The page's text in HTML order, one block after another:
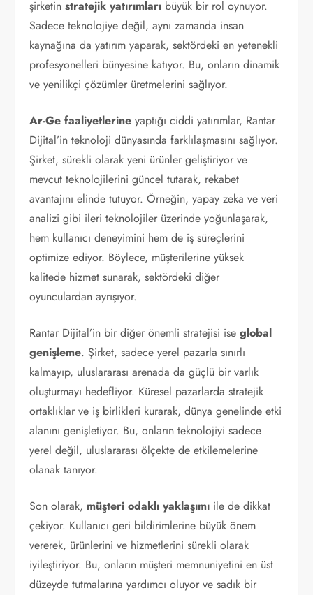
şirketinstratejik yatırımları büyük bir rol oynuyor.
Sadece teknolojiye değil, aynı zamanda insan
kaynağına da yatırım yaparak, sektördeki en yetenekli
profesyonelleri bünyesine katıyor. Bu, onların dinamik
ve yenilikçi çözümler üretmelerini sağlıyor.
Ar-Ge faaliyetlerine yaptığı ciddi yatırımlar, Rantar
Dijital’in teknoloji dünyasında farklılaşmasını sağlıyor.
Şirket, sürekli olarak yeni ürünler geliştiriyor ve
mevcut teknolojilerini güncel tutarak, rekabet
avantajını elinde tutuyor. Örneğin, yapay zeka ve veri
analizi gibi ileri teknolojiler üzerinde yoğunlaşarak,
hem kullanıcı deneyimini hem de iş süreçlerini
optimize ediyor. Böylece, müşterilerine yüksek
kalitede hizmet sunarak, sektördeki diğer
oyunculardan ayrışıyor.
Rantar Dijital’in bir diğer önemli stratejisi iseglobal
genişleme. Şirket, sadece yerel pazarla sınırlı
kalmayıp, uluslararası arenada da güçlü bir varlık
oluşturmayı hedefliyor. Küresel pazarlarda stratejik
ortaklıklar ve iş birlikleri kurarak, dünya genelinde etki
alanını genişletiyor. Bu, onların teknolojiyi sadece
yerel değil, uluslararası ölçekte de etkilemelerine
olanak tanıyor.
Son olarak, müşteri odaklı yaklaşımı ile de dikkat
çekiyor. Kullanıcı geri bildirimlerine büyük önem
vererek, ürünlerini ve hizmetlerini sürekli olarak
iyileştiriyor. Bu, onların müşteri memnuniyetini en üst
düzeyde tutmalarına yardımcı oluyor ve sadık bir